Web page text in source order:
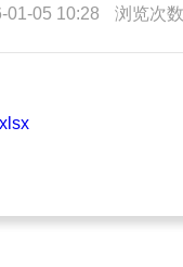
01-05 10:28 浏览次